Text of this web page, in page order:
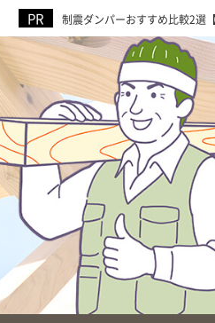
制震ダンパーおすすめ比較2選